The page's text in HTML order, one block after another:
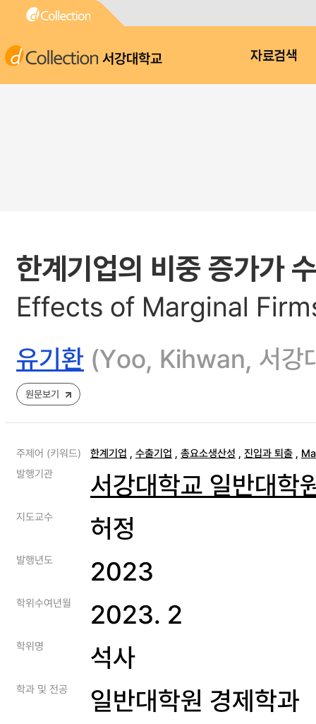
서강대학교 자료검색
한계기업의 비중 증가가
Effects of Marginal
유기환 (Yoo, Kihwan, 서강
원문보기
주제어 (키워드) 한계기업 , 수출기업 , 총요소생산성 , 진입과 퇴출 ,
발행기관
서강대학교 일반대학
지도교수 허정
발행년도 2023
학위수여년월 2023. 2
학위명 석사
학과 및 전공 일반대학원 경제학과